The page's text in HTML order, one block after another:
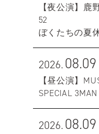
【夜公演】鹿
52
ぼくたちの夏
2026.08.09
【昼公演】
SPECIAL
2026.08.09